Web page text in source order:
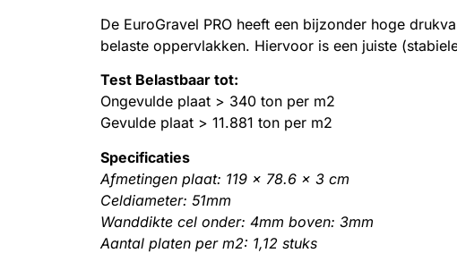
De EuroGravel PRO heeft een bijzonder hoge
belaste oppervlakken. Hiervoor is een juiste
Test Belastbaar tot:
Ongevulde plaat > 340 ton per m2
Gevulde plaat > 11.881 ton per m2
Specificaties
Afmetingen plaat: 119 x 78.6 x 3 cm
Celdiameter: 51mm
Wanddikte cel onder: 4mm boven: 3mm
Aantal platen per m2: 1,12 stuks